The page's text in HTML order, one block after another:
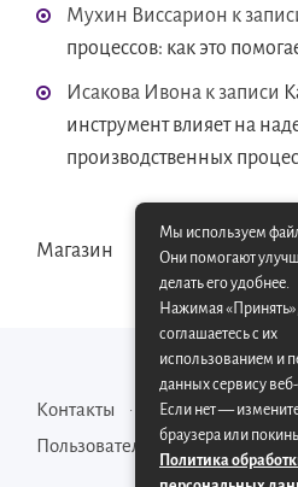
Мухин Виссарион к
процессов: как это
Исакова Ивона к записи
инструмент влияет на
производственных
Магазин
Контакты
Карта сайта
Пользовательское соглашение
Мы используем
Они помогают
делать его удобнее.
Нажимая
соглашаетесь с их
использованием и
данных сервису
Если нет —
браузера или
Политика